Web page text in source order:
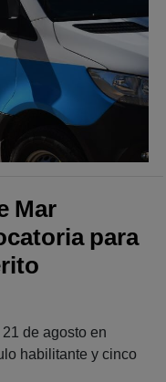
Mar
para
de agosto en
habilitante y cinco